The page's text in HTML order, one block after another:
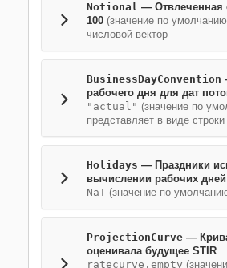
Notional —
100 (значение по
числовой вектор
BusinessDayConvention
рабочего дня для дат
"actual" (значение по
представляет в виде строки
Holidays — Праздники
вычислении рабочих дней
NaT (значение по
ProjectionCurve —
оценивала будущее STIR
ratecurve.empty